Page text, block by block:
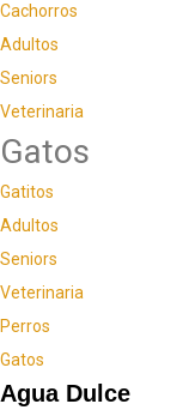
Cachorros
Adultos
Seniors
Veterinaria
Gatos
Gatitos
Adultos
Seniors
Veterinaria
Perros
Gatos
Agua Dulce